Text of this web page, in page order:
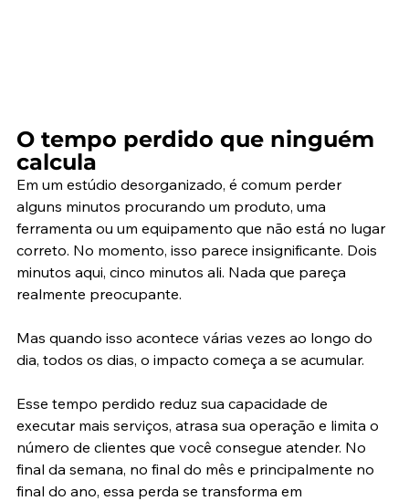
O tempo perdido que ninguém
calcula
Em um estúdio desorganizado, é comum perder
alguns minutos procurando um produto, uma
ferramenta ou um equipamento que não está no lugar
correto. No momento, isso parece insignificante. Dois
minutos aqui, cinco minutos ali. Nada que pareça
realmente preocupante.
Mas quando isso acontece várias vezes ao longo do
dia, todos os dias, o impacto começa a se acumular.
Esse tempo perdido reduz sua capacidade de
executar mais serviços, atrasa sua operação e limita o
número de clientes que você consegue atender. No
final da semana, no final do mês e principalmente no
final do ano, essa perda se transforma em